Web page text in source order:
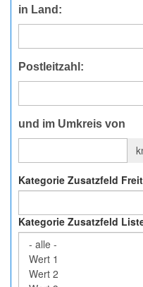
in Land:
Postleitzahl:
und im Umkreis von
Kategorie Zusatzfeld
Kategorie Zusatzfeld